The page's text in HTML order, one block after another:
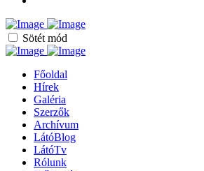
Sötét mód
Főoldal
Hírek
Galéria
Szerzők
Archívum
LátóBlog
LátóTv
Rólunk